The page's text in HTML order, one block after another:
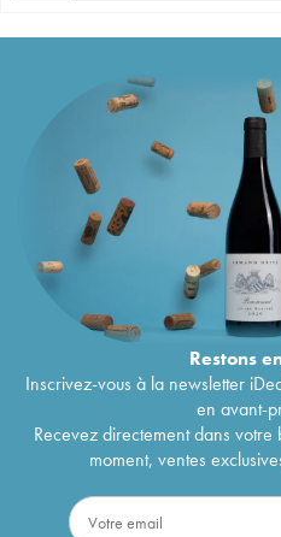
Restons
Inscrivez-vous à la newsletter
en avant-
Recevez directement dans
moment, ventes